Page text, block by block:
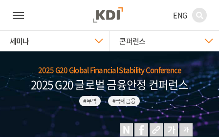
ENG
세미나 콘퍼런스
2025 G20 Global Financial Stability Conference
2025 G20 글로벌 금융안정 컨퍼런스
#무역 #국제금융